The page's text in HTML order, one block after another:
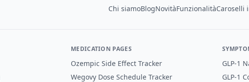
Chi siamoBlogNovitàFunzionalitàCaroselli
MEDICATION PAGES
Ozempic Side Effect Tracker
Wegovy Dose Schedule Tracker
GLP-1
GLP-1